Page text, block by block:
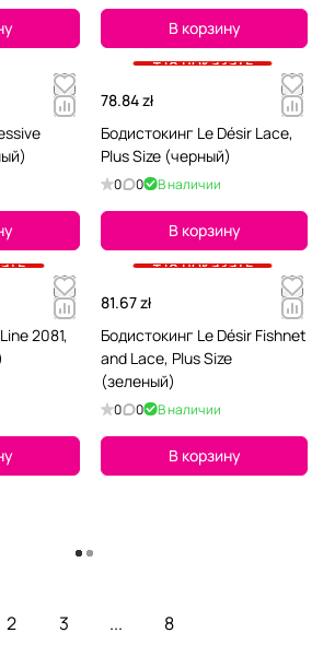
В корзину
+18 показать
78.84 zł
Бодистокинг Le Désir Lace,
Plus Size (черный)
0 0 В наличии
В корзину
2081,
+18 показать
81.67 zł
Бодистокинг Le Désir Fishnet
and Lace, Plus Size
(зеленый)
0 0 В наличии
В корзину
Загрузить еще
2 3 ... 8